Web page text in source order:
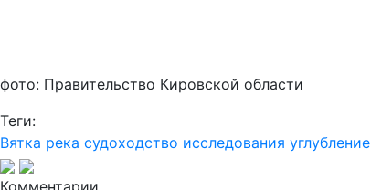
фото: Правительство Кировской области
Теги:
Вятка река судоходство исследования углубление